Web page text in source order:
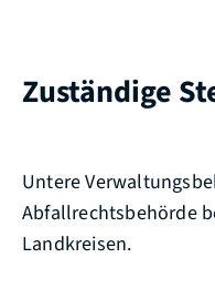
Zuständige
Untere
Abfallrechtsbehörde
Landkreisen.